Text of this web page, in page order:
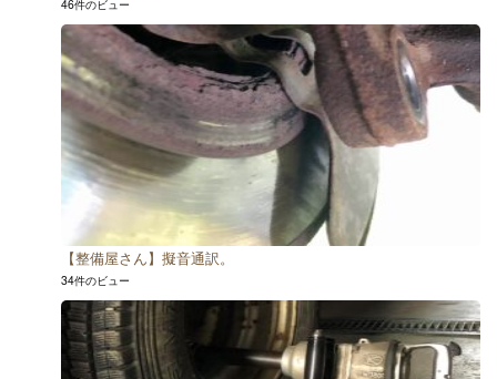
46件のビュー
【整備屋さん】擬音通訳。
34件のビュー